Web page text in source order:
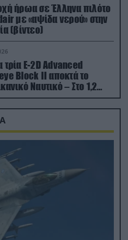
ήρωα σε Έλληνα πιλότο
με «αψίδα νερού» στην
(βίντεο)
E-2D Advanced
Block II αποκτά το
Ναυτικό – Στο 1,2
το κόστος